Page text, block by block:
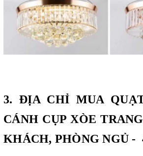
3.ĐỊA CHỈ MUA
CÁNH CỤP XÒE
KHÁCH, PHÒNG NGỦ -